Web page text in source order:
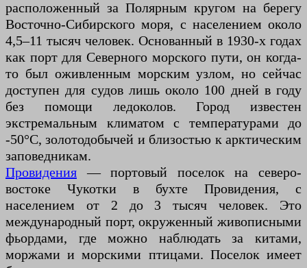
расположенный за Полярным кругом на берегу
Восточно-Сибирского моря, с населением около
4,5–11 тысяч человек. Основанный в 1930-х годах
как порт для Северного морского пути, он когда-
то был оживленным морским узлом, но сейчас
доступен для судов лишь около 100 дней в году
без помощи ледоколов. Город известен
экстремальным климатом с температурами до
-50°C, золотодобычей и близостью к арктическим
заповедникам.
Провидения — портовый поселок на северо-
востоке Чукотки в бухте Провидения, с
населением от 2 до 3 тысяч человек. Это
международный порт, окруженный живописными
фьордами, где можно наблюдать за китами,
моржами и морскими птицами. Поселок имеет